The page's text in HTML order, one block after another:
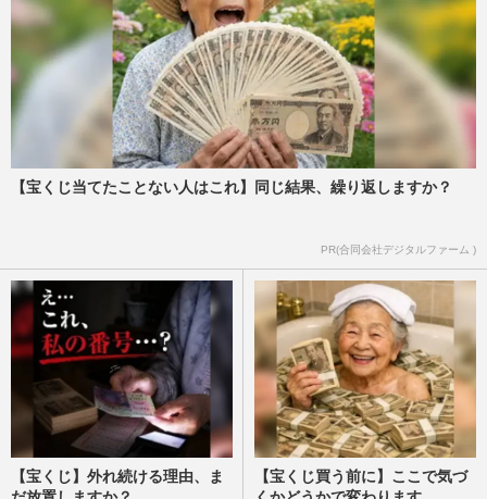
【宝くじ当てたことない人はこれ】同じ結果、繰り返しますか？
PR(合同会社デジタルファーム )
【宝くじ】外れ続ける理由、ま
【宝くじ買う前に】ここで気づ